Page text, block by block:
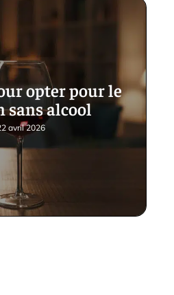
opter pour le
sans alcool
avril 2026